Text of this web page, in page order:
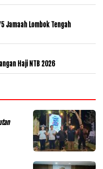
Jamaah Lombok Tengah
Haji NTB 2026